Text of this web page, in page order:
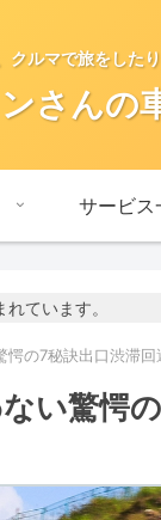
クルマで旅をした
ンさんの
サービス
ています。
愕の7秘訣出口渋滞回
い驚愕